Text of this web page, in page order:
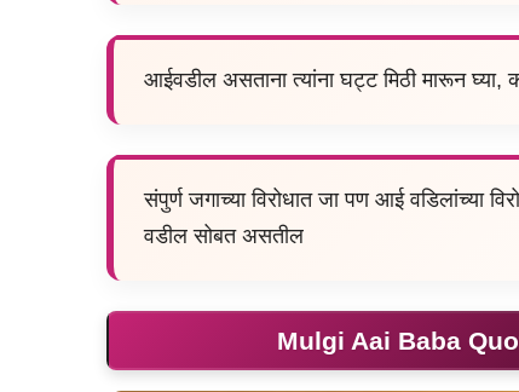
आईवडील असताना त्यांना घट्ट मिठी मारून
संपुर्ण जगाच्या विरोधात जा पण आई वडिलांच्या
वडील सोबत असतील
Mulgi Aai Baba